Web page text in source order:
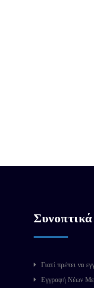
Γιατί πρέπει να
Εγγραφή Νέων